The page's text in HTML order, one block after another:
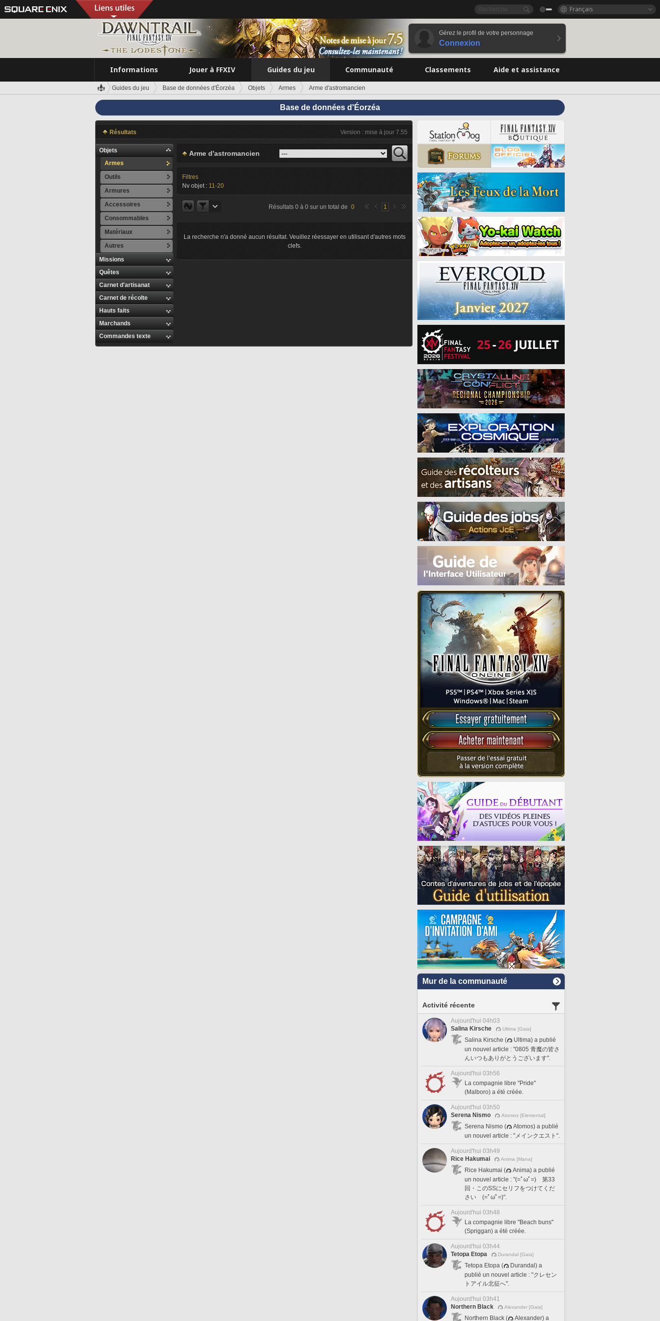
Français
Gérez le profil de votre personnage
Connexion
Informations Jouer à FFXIV Guides du jeu Communauté Classements Aide et assistance
Guides du jeu Base de données d'Éorzéa Objets Armes Arme d'astromancien
Base de données d'Éorzéa
Résultats Version : mise à jour 7.55
Objets
Armes
Outils
Armures
Accessoires
Consommables
Matériaux
Autres
Missions
Quêtes
Carnet d'artisanat
Carnet de récolte
Hauts faits
Marchands
Commandes texte
Arme d'astromancien
Filtres
Nv objet : 11-20
Résultats 0 à 0 sur un total de 0 1
La recherche n'a donné aucun résultat. Veuillez réessayer en utilisant d'autres mots
clefs.
Mur de la communauté
Activité récente
Aujourd'hui 04h03
Salina Kirsche
Ultima [Gaia]
Salina Kirsche (
Ultima) a publié
un nouvel article : "0805 青魔の皆さ
んいつもありがとうございます".
Aujourd'hui 03h56
La compagnie libre "Pride"
(Malboro) a été créée.
Aujourd'hui 03h50
Serena Nismo
Atomos [Elemental]
Serena Nismo (
Atomos) a publié
un nouvel article : "メインクエスト".
Aujourd'hui 03h49
Rice Hakumai
Anima [Mana]
Rice Hakumai (
Anima) a publié
un nouvel article : "(=ﾟωﾟ=) 第33
回・このSSにセリフをつけてくだ
さい (=ﾟωﾟ=)".
Aujourd'hui 03h48
La compagnie libre "Beach buns"
(Spriggan) a été créée.
Aujourd'hui 03h44
Tetopa Etopa
Durandal [Gaia]
Tetopa Etopa (
Durandal) a
publié un nouvel article : "クレセン
トアイル北征へ".
Aujourd'hui 03h41
Northern Black
Alexander [Gaia]
Northern Black ( Alexander) a